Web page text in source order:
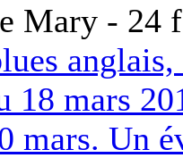
Mary - 24
18 mars
mars. Un